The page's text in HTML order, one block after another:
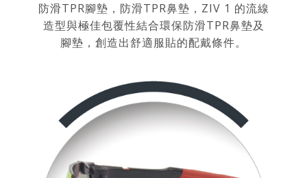
防滑TPR腳墊，防滑TPR鼻墊，ZIV 1 的流線
造型與極佳包覆性結合環保防滑TPR鼻墊及
腳墊，創造出舒適服貼的配戴條件。